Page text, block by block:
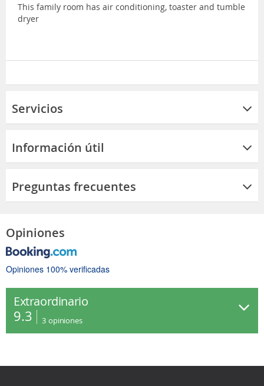
This family room has air conditioning, toaster and tumble
dryer
Servicios
Información útil
Preguntas frecuentes
Opiniones
Opiniones 100% verificadas
Extraordinario
9.3 3 opiniones